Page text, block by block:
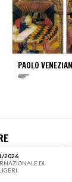
PAOLO
2026
DI